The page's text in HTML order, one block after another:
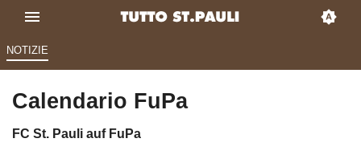
NOTIZIE
Calendario FuPa
FC St. Pauli auf FuPa